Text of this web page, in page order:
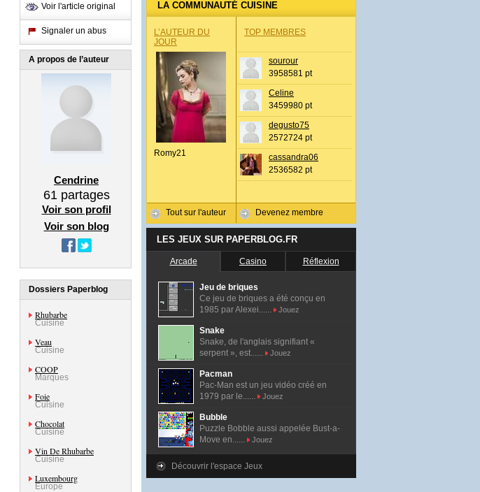
Voir l'article original
Signaler un abus
A propos de l’auteur
Cendrine
61partages
Voir son profil
Voir son blog
Dossiers Paperblog
Rhubarbe
Cuisine
Veau
Cuisine
COOP
Marques
Foie
Cuisine
Chocolat
Cuisine
Vin De Rhubarbe
Cuisine
Luxembourg
Europe
LA COMMUNAUTÉ CUISINE
L’AUTEUR DU
JOUR
Romy21
Tout sur l'auteur
TOP MEMBRES
sourour
3958581 pt
Celine
3459980 pt
degusto75
2572724 pt
cassandra06
2536582 pt
Devenez membre
LES JEUX SUR PAPERBLOG.FR
Arcade Casino Réflexion
Jeu de briques
Ce jeu de briques a été conçu en
1985 par Alexei......
Jouez
Snake
Snake, de l'anglais signifiant «
serpent », est......
Jouez
Pacman
Pac-Man est un jeu vidéo créé en
1979 par le......
Jouez
Bubble
Puzzle Bobble aussi appelée Bust-a-
Move en......
Jouez
Découvrir l'espace Jeux